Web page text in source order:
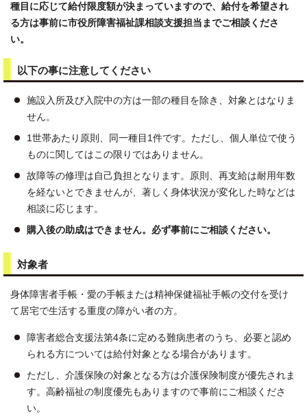
種目に応じて給付限度額が決まっていますので、給付を希望され
る方は事前に市役所障害福祉課相談支援担当までご相談くださ
い。
以下の事に注意してください
施設入所及び入院中の方は一部の種目を除き、対象とはなりま
せん。
1世帯あたり原則、同一種目1件です。ただし、個人単位で使う
ものに関してはこの限りではありません。
故障等の修理は自己負担となります。原則、再支給は耐用年数
を経ないとできませんが、著しく身体状況が変化した時などは
相談に応じます。
購入後の助成はできません。必ず事前にご相談ください。
対象者
身体障害者手帳・愛の手帳または精神保健福祉手帳の交付を受け
て居宅で生活する重度の障がい者の方。
障害者総合支援法第4条に定める難病患者のうち、必要と認め
られる方については給付対象となる場合があります。
ただし、介護保険の対象となる方は介護保険制度が優先されま
す。高齢福祉の制度優先もありますので事前にご相談くださ
い。